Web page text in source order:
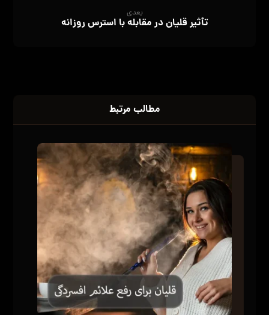
بعدی
تأثیر قلیان در مقابله با استرس روزانه
مطالب مرتبط